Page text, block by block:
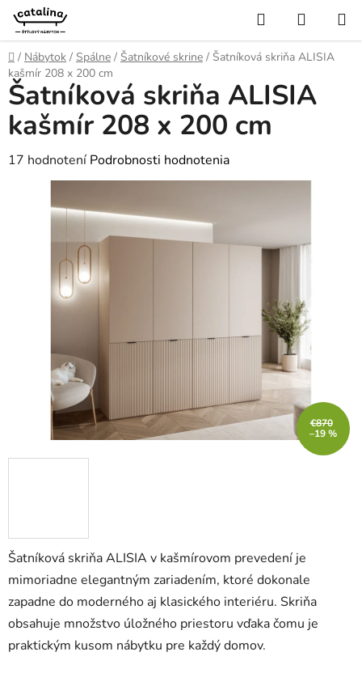
Prejsť
obsah
Hľadať
KOŠÍK
Domov
/ Nábytok / Spálne / Šatníkové skrine / Šatníková skriňa ALISIA
kašmír 208 x 200 cm
Šatníková skriňa ALISIA v kašmírovom prevedení je
mimoriadne elegantným zariadením, ktoré dokonale
zapadne do moderného aj klasického interiéru. Skriňa
obsahuje množstvo úložného priestoru vďaka čomu je
praktickým kusom nábytku pre každý domov.
Šatníková skriňa ALISIA
kašmír 208 x 200 cm
Priemerné
hodnotenie
produktu
hviezdičiek.
17 hodnotení Podrobnosti hodnotenia
€870
–19 %